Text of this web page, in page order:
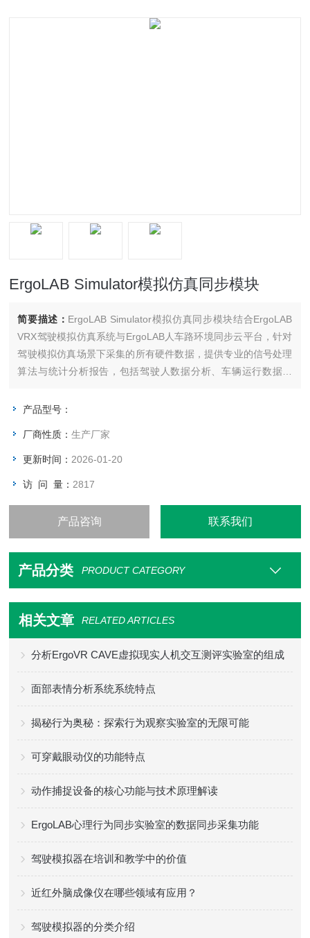
ErgoLAB Simulator模拟仿真同步模块
简要描述： ErgoLAB Simulator模拟仿真同步模块结合ErgoLAB
VRX驾驶模拟仿真系统与ErgoLAB人车路环境同步云平台，针对
驾驶模拟仿真场景下采集的所有硬件数据，提供专业的信号处理
算法与统计分析报告，包括驾驶人数据分析、车辆运行数据分
产品型号：
厂商性质：生产厂家
更新时间： 2026-01-20
访 问 量： 2817
产品咨询 联系我们
产品分类 PRODUCT CATEGORY
相关文章 RELATED ARTICLES
分析ErgoVR CAVE虚拟现实人机交互测评实验室的组成
面部表情分析系统系统特点
揭秘行为奥秘：探索行为观察实验室的无限可能
可穿戴眼动仪的功能特点
动作捕捉设备的核心功能与技术原理解读
ErgoLAB心理行为同步实验室的数据同步采集功能
驾驶模拟器在培训和教学中的价值
近红外脑成像仪在哪些领域有应用？
驾驶模拟器的分类介绍